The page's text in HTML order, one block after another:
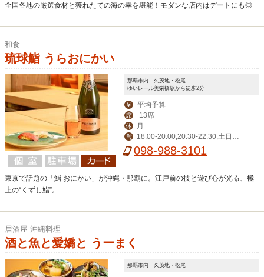
全国各地の厳選食材と獲れたての海の幸を堪能！モダンな店内はデートにも◎
和食
琉球鮨 うらおにかい
那覇市内｜久茂地・松尾
ゆいレール美栄橋駅から徒歩2分
￥ 平均予算
席 13席
休 月
営
18:00-20:00,20:30-22:30,土日祝 1
2:00-14:00,18:00-22:30
098-988-3101
東京で話題の「鮨 おにかい」が沖縄・那覇に。江戸前の技と遊び心が光る、極
上の“くずし鮨”。
居酒屋 沖縄料理
酒と魚と愛嬌と うーまく
那覇市内｜久茂地・松尾